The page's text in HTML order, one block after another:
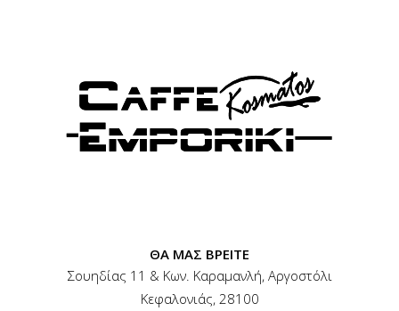
ΘΑ ΜΑΣ ΒΡΕΙΤΕ
Σουηδίας 11 & Κων. Καραμανλή, Αργοστόλι
Κεφαλονιάς, 28100